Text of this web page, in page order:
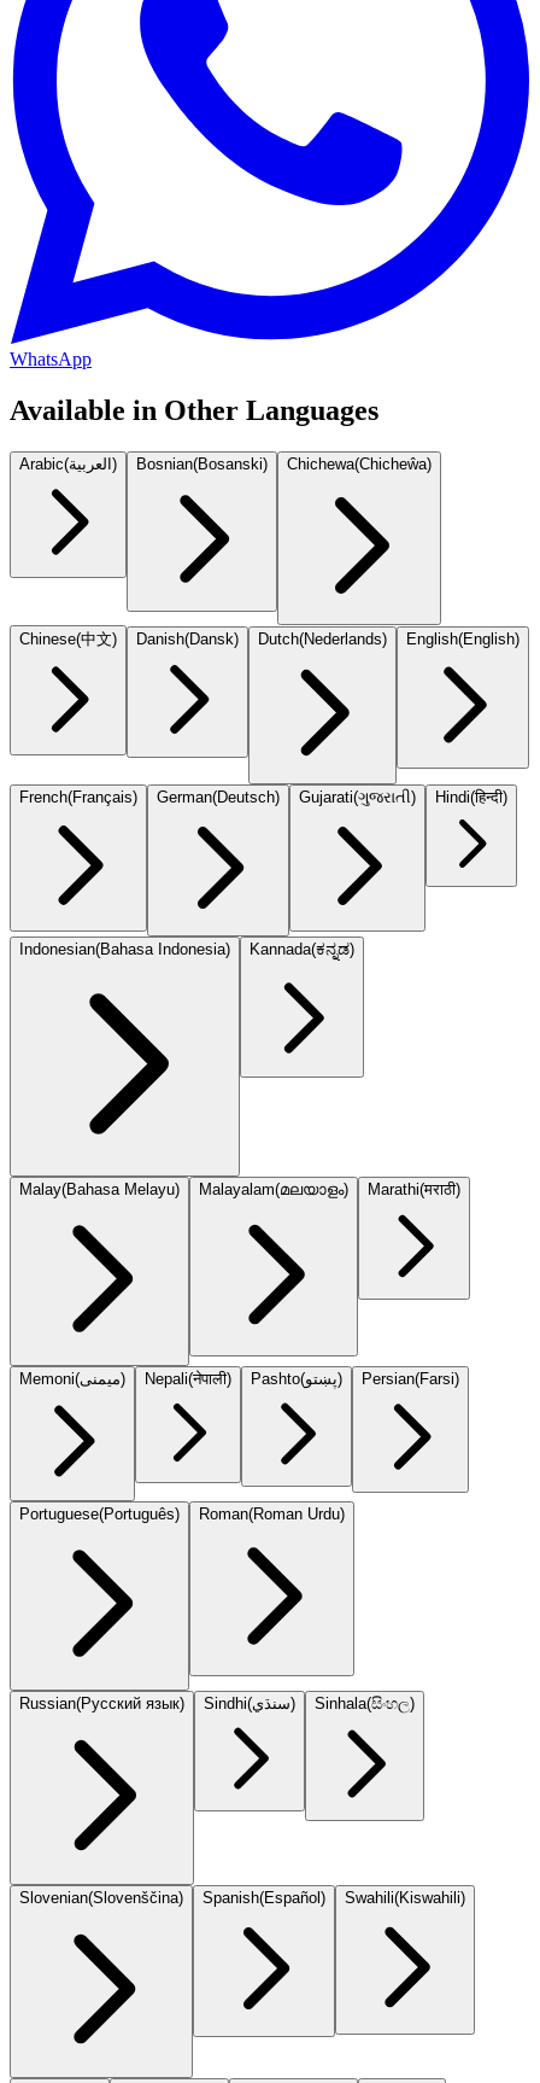
WhatsApp
Available in Other Languages
Arabic(العربية) Bosnian(Bosanski) Chichewa(Chicheŵa)
Chinese(中文) Danish(Dansk) Dutch(Nederlands) English(English)
French(Français) German(Deutsch) Gujarati(ગુજરાતી) Hindi(हिन्दी)
Indonesian(Bahasa Indonesia) Kannada(ಕನ್ನಡ)
Malay(Bahasa Melayu) Malayalam(മലയാളം) Marathi(मराठी)
Memoni(میمنی) Nepali(नेपाली) Pashto(پښتو) Persian(Farsi)
Portuguese(Português) Roman(Roman Urdu)
Russian(Русский язык) Sindhi(سنڌي) Sinhala(සිංහල)
Slovenian(Slovenščina) Spanish(Español) Swahili(Kiswahili)